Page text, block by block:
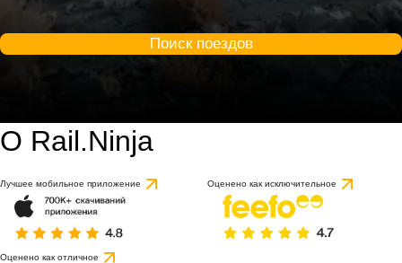
Поиск поездов
О Rail.Ninja
Лучшее мобильное приложение Оценено как исключительное
Оценено как отличное